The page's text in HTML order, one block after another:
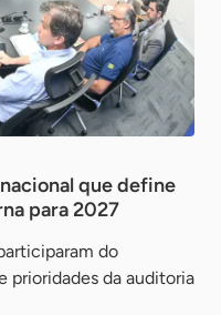
que define
para 2027
do
prioridades da auditoria